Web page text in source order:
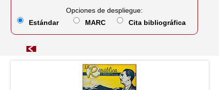
Opciones de despliegue:
Estándar
MARC Cita bibliográfica